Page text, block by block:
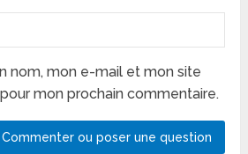
nom, mon e-mail et mon site
mon prochain commentaire.